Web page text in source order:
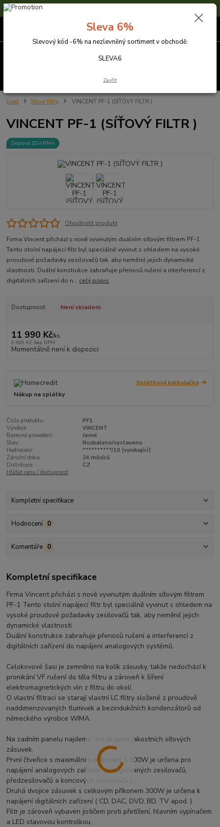
Sleva 6% na nezlevněné zboží s kódem SLEVA6
Úvod Síťové filtry VINCENT PF-1 (SÍŤOVÝ FILTR )
VINCENT PF-1 (SÍŤOVÝ FILTR )
Doprava ZDARMA
Ohodnotit produkt
Firma Vincent přichází s nově vyvinutým duálním síťovým filtrem PF-1
Tento stolní napájecí filtr byl speciálně vyvinut s ohledem na vysoké
proudové požadavky zesilovačů tak, aby neměnil jejich dynamické
vlastnosti. Duální konstrukce zabraňuje přenosů rušení a interferencí z
digitálních zařízení do n... celý popis
Dostupnost Není skladem
11 990 Kč/ks
9 909 Kč bez DPH
Momentálně není k dispozici
Splátková kalkulačka
Nákup na splátky
Číslo produktu:
PF1
Výrobce:
VINCENT
Barevné provedení:
černé
Stav:
Rozbaleno/vystaveno
Hodnocení:
**********/10 (vynikající)
Záruční doba:
24 měsíců
Distribuce:
CZ
Hlídat cenu / dostupnost
Kompletní specifikace
Hodnocení 0
Komentáře 0
Kompletní specifikace
Firma Vincent přichází s nově vyvinutým duálním síťovým filtrem
PF-1 Tento stolní napájecí filtr byl speciálně vyvinut s ohledem na
vysoké proudové požadavky zesilovačů tak, aby neměnil jejich
dynamické vlastnosti.
Duální konstrukce zabraňuje přenosů rušení a interferencí z
digitálních zařízení do napájení analogových systémů.
Celokovové šasi je zemněno na kolík zásuvky, takže nedochází k
pronikání VF rušení do těla filtru a zároveň k šíření
elektromagnetických vln z filtru do okolí.
O vlastní filtraci se starají vlastní LC filtry složené z proudově
naddimenzovaných tlumivek a bezindukčních kondenzátorů od
německého výrobce WIMA.
Na zadním panelu najdeme dvě skupiny jakostních síťových
zásuvek.
První čtveřice s maximálním příkonem 1.900W je určena pro
napájení analogových zařízení ( integrovaných zesilovačů,
předzesilovačů a koncových zesilovačů )
Druhá dvojice zásuvek s celkovým příkonem 300W je určena k
napájení digitálních zařízení ( CD, DAC, DVD, BD, TV apod. )
Filtr je zároveň vybaven jističem proti přetížení, hlavním vypínačem
a LED stavovou kontrolkou.
Sleva 6%
Slevový kód -6% na nezlevněný sortiment v obchodě:
SLEVA6
Zavřít